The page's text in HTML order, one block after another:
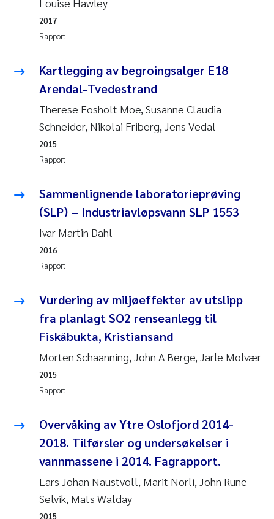
2014
2013
2012
2011
2010
2008
2007
2005
Sindre Langaas
Øyvind Kaste
Christian Vogelsang
Rolf David Vogt
Marta Moyano
Sandra Stadniczenko Gran
Maximilian Nawrath
Emmy Falk Nøklebye
Kathrine Ivsett Johnsen
Pawel Krzeminski
Juan Carlos Farias Pardo
Chiara Consolaro
Louise Hawley
Rapport
2017
Kartlegging av begroingsalger E18
Arendal-Tvedestrand
Therese Fosholt Moe, Susanne Claudia
Schneider, Nikolai Friberg, Jens Vedal
Rapport
2015
Sammenlignende laboratorieprøving
(SLP) – Industriavløpsvann SLP 1553
Ivar Martin Dahl
Rapport
2016
Vurdering av miljøeffekter av utslipp
fra planlagt SO2 renseanlegg til
Fiskåbukta, Kristiansand
Morten Schaanning, John A Berge, Jarle Molvær
Rapport
2015
Overvåking av Ytre Oslofjord 2014-
2018. Tilførsler og undersøkelser i
vannmassene i 2014. Fagrapport.
Lars Johan Naustvoll, Marit Norli, John Rune
Selvik, Mats Walday
2015